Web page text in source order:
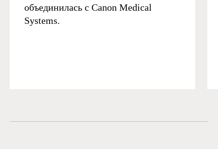
объединилась с Canon Medical
Systems.